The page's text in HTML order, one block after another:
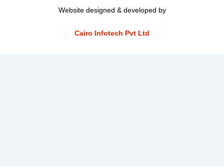
Website designed & developed by
Cairo Infotech Pvt Ltd